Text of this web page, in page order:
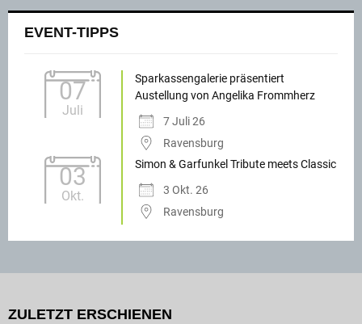
EVENT-TIPPS
07
Juli
Sparkassengalerie präsentiert
Austellung von Angelika Frommherz
7 Juli 26
Ravensburg
03
Okt.
Simon & Garfunkel Tribute meets Classic
3 Okt. 26
Ravensburg
ZULETZT ERSCHIENEN